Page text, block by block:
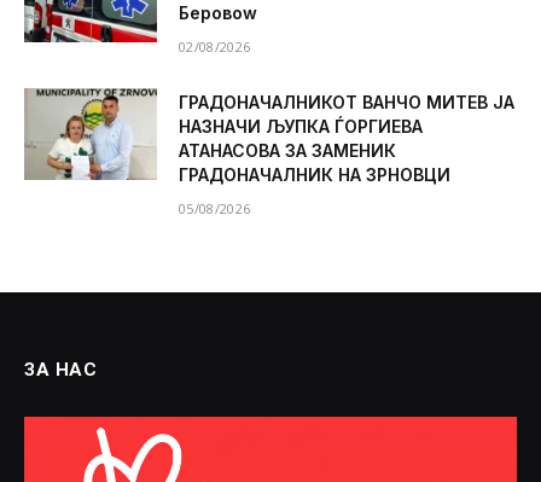
Беровоw
02/08/2026
ГРАДОНАЧАЛНИКОТ ВАНЧО МИТЕВ ЈА
НАЗНАЧИ ЉУПКА ЃОРГИЕВА
АТАНАСОВА ЗА ЗАМЕНИК
ГРАДОНАЧАЛНИК НА ЗРНОВЦИ
05/08/2026
ЗА НАС